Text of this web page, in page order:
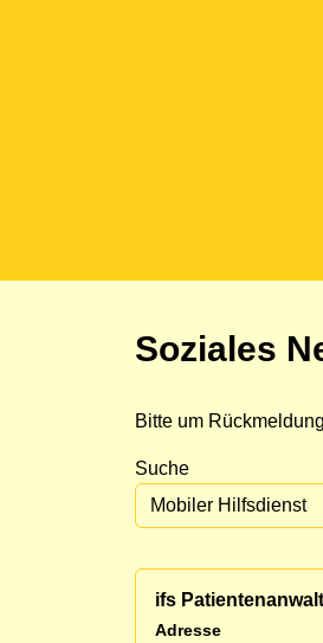
Soziales
Bitte um
Suche
ifs
Adresse